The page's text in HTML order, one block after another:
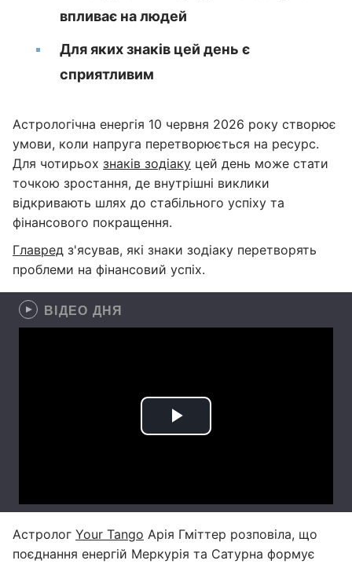
впливає на людей
Для яких знаків цей день є
сприятливим
Астрологічна енергія 10 червня 2026 року створює
умови, коли напруга перетворюється на ресурс.
Для чотирьох знаків зодіаку цей день може стати
точкою зростання, де внутрішні виклики
відкривають шлях до стабільного успіху та
фінансового покращення.
Главред з'ясував, які знаки зодіаку перетворять
проблеми на фінансовий успіх.
ВІДЕО ДНЯ
Астролог Your Tango Арія Гміттер розповіла, що
поєднання енергій Меркурія та Сатурна формує